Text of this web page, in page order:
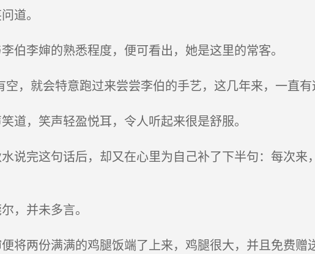
道。
伯李婶的熟悉程度，便可看出，她是这里的常客。
，就会特意跑过来尝尝李伯的手艺，这几年来，一直有
道，笑声轻盈悦耳，令人听起来很是舒服。
说完这句话后，却又在心里为自己补了下半句：每次来
，并未多言。
将两份满满的鸡腿饭端了上来，鸡腿很大，并且免费赠